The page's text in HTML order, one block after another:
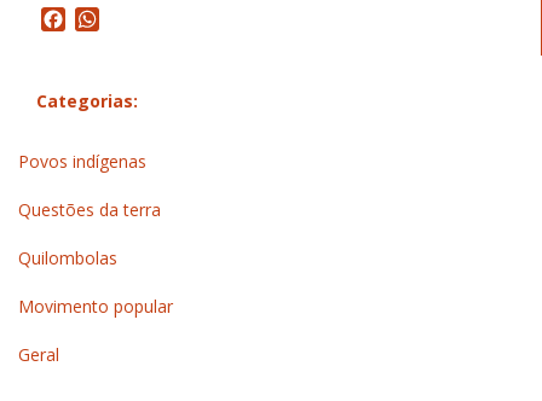
Facebook
Categorias:
Povos indígenas
Questões da terra
Quilombolas
Movimento popular
Geral